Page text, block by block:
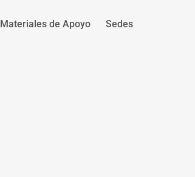
Materiales de Apoyo Sedes